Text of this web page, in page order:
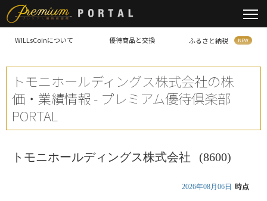
WILLsCoinについて 優待商品と交換 ふるさと納税
トモニホールディングス株式会社の株
価・業績情報 - プレミアム優待倶楽部
PORTAL